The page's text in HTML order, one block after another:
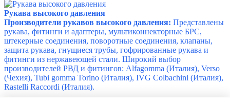
Рукава высокого давления
Производители рукавов высокого давления: Представлены
рукава, фитинги и адаптеры, мультиконнекторные БРС,
штекерные соединения, поворотные соединения, клапаны,
защита рукава, гнущиеся трубы, гофрированные рукава и
фитинги из нержавеющей стали. Широкий выбор
производителей РВД и фитингов: Alfagomma (Италия), Verso
(Чехия), Tubi gomma Torino (Италия), IVG Colbachini (Италия),
Rastelli Raccordi (Италия).